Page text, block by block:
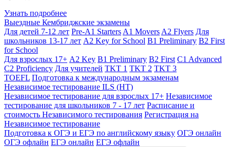
Узнать подробнее
Выездные Кембриджские экзамены
Для детей 7-12 лет Pre-A1 Starters A1 Movers A2 Flyers Для
школьников 13-17 лет A2 Key for School B1 Preliminary B2 First
for School
Для взрослых 17+ A2 Key B1 Preliminary B2 First C1 Advanced
C2 Proficiency Для учителей TKT 1 TKT 2 TKT 3
TOEFL Подготовка к международным экзаменам
Независимое тестирование ILS (НТ)
Независимое тестирование для взрослых 17+ Независимое
тестирование для школьников 7 - 17 лет Расписание и
стоимость Независимого тестирования Регистрация на
Независимое тестирование
Подготовка к ОГЭ и ЕГЭ по английскому языку ОГЭ онлайн
ОГЭ офлайн ЕГЭ онлайн ЕГЭ офлайн